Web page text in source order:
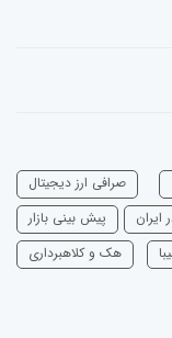
صرافی ارز دیجیتال
ایران
پیش بینی بازار
هک و کلاهبرداری